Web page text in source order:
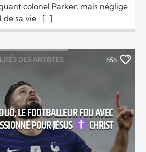
colonel Parker, mais néglige
sa vie : […]
DES ARTISTES
POINTS FORTS
SPORT
656
LE FOOTBALLEUR FOU AVEC
POUR JÉSUS CHRIST